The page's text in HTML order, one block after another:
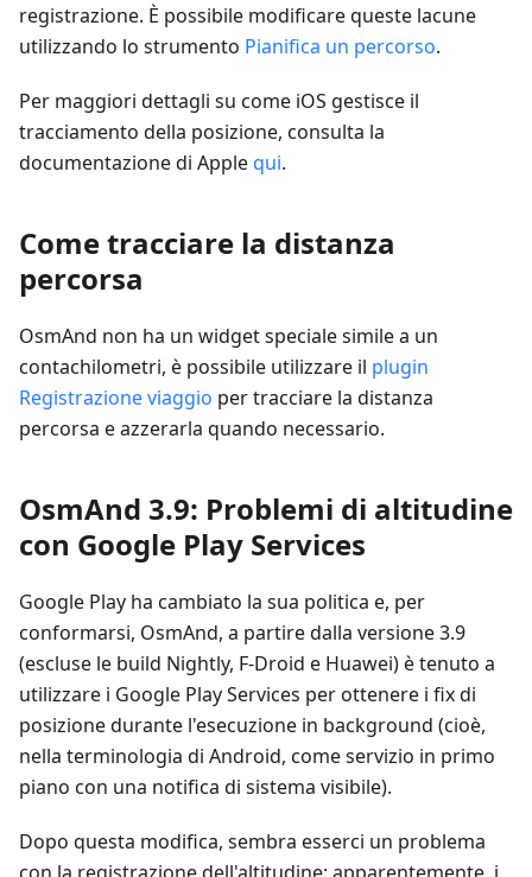
registrazione. È possibile modificare queste lacune
utilizzando lo strumento Pianifica un percorso.
Per maggiori dettagli su come iOS gestisce il
tracciamento della posizione, consulta la
documentazione di Applequi.
Come tracciare la distanza
percorsa
OsmAnd non ha un widget speciale simile a un
contachilometri, è possibile utilizzare il plugin
Registrazione viaggio per tracciare la distanza
percorsa e azzerarla quando necessario.
OsmAnd 3.9: Problemi di altitudine
con Google Play Services
Google Play ha cambiato la sua politica e, per
conformarsi, OsmAnd, a partire dalla versione 3.9
(escluse le build Nightly, F-Droid e Huawei) è tenuto a
utilizzare i Google Play Services per ottenere i fix di
posizione durante l'esecuzione in background (cioè,
nella terminologia di Android, come servizio in primo
piano con una notifica di sistema visibile).
Dopo questa modifica, sembra esserci un problema